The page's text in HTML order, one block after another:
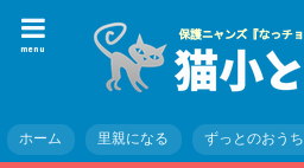
menu
ホーム 里親になる ずっとのおうち